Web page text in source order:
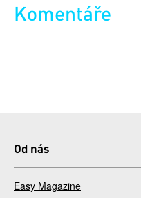
Komentáře
Od nás
Easy Magazine